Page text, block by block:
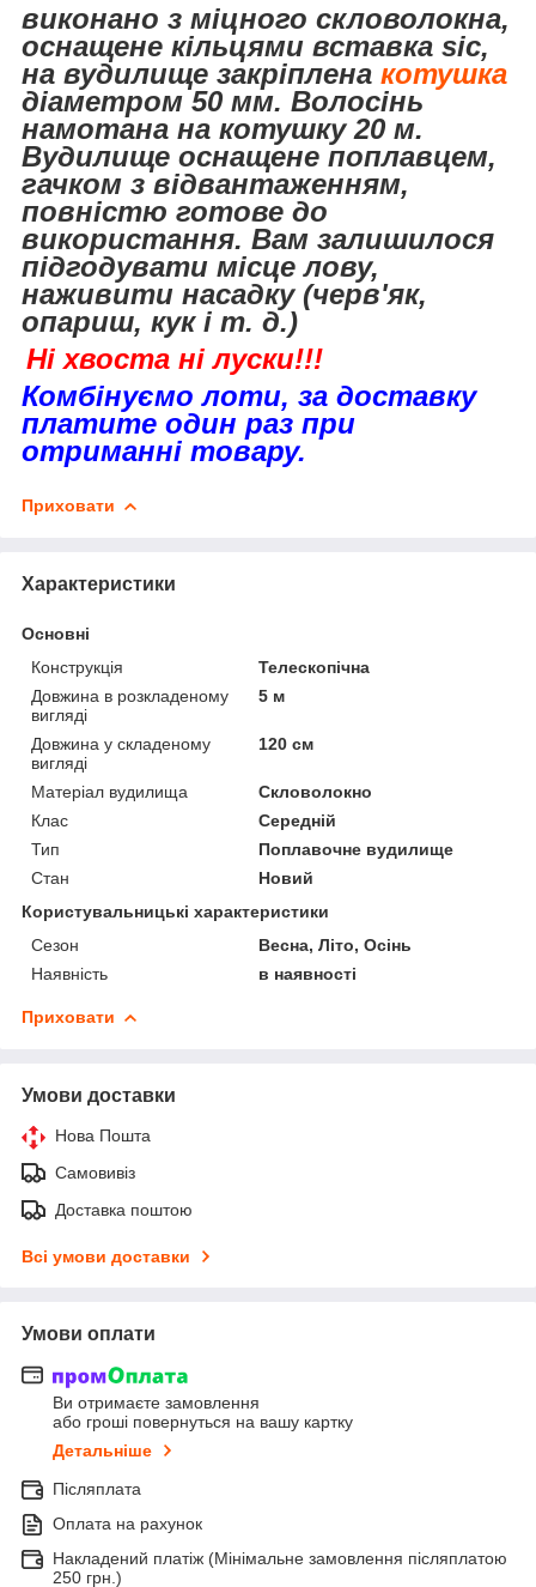
виконано з міцного скловолокна,
оснащене кільцями вставка sic,
на вудилище закріплена котушка
діаметром 50 мм. Волосінь
намотана на котушку 20 м.
Вудилище оснащене поплавцем,
гачком з відвантаженням,
повністю готове до
використання. Вам залишилося
підгодувати місце лову,
наживити насадку (черв'як,
опариш, кук і т. д.)
Ні хвоста ні луски!!!
Комбінуємо лоти, за доставку
платите один раз при
отриманні товару.
Приховати
Характеристики
Основні
Конструкція
Телескопічна
Довжина в розкладеному
вигляді
5 м
Довжина у складеному
вигляді
120 см
Матеріал вудилища
Скловолокно
Клас
Середній
Тип
Поплавочне вудилище
Стан
Новий
Користувальницькі характеристики
Сезон
Весна, Літо, Осінь
Наявність
в наявності
Приховати
Умови доставки
Нова Пошта
Самовивіз
Доставка поштою
Всі умови доставки
Умови оплати
Ви отримаєте замовлення
або гроші повернуться на вашу картку
Детальніше
Післяплата
Оплата на рахунок
Накладений платіж (Мінімальне замовлення післяплатою
250 грн.)